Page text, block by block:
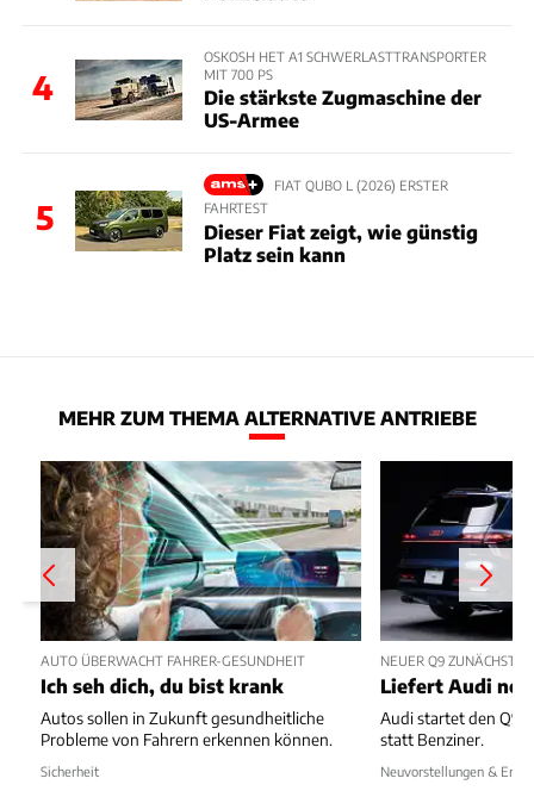
4
OSKOSH HET A1 SCHWERLASTTRANSPORTER
MIT 700 PS
Die stärkste Zugmaschine der
US-Armee
5
FIAT QUBO L (2026) ERSTER
FAHRTEST
Dieser Fiat zeigt, wie günstig
Platz sein kann
MEHR ZUM THEMA ALTERNATIVE ANTRIEBE
AUTO ÜBERWACHT FAHRER-GESUNDHEIT
Ich seh dich, du bist krank
Autos sollen in Zukunft gesundheitliche
Probleme von Fahrern erkennen können.
Sicherheit
NEUER Q9 ZUNÄCHST
Liefert Audi
Audi startet den Q9
statt Benziner.
Neuvorstellungen &